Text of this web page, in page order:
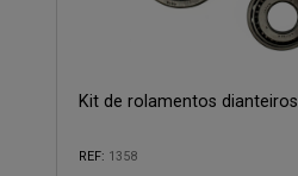
Kit de rolamentos dianteiros
REF: 1358